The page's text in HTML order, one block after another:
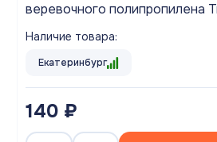
веревочного полипропилена
10"
Наличие товара:
Екатеринбург
140 ₽